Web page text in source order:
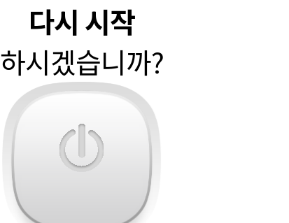
다시 시작
하시겠습니까?
예
아니오
관련없음(상간/양육 등 쟁점)